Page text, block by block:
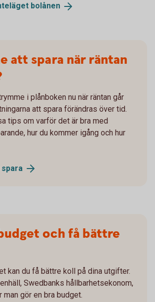
bolånen
att spara när räntan
i plånboken nu när räntan går
att spara förändras över tid.
tips om varför det är bra med
hur du kommer igång och hur
spara
och få bättre
kan du få bättre koll på dina utgifter.
Swedbanks hållbarhetsekonom,
man gör en bra budget.